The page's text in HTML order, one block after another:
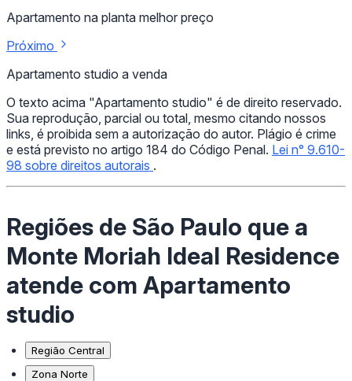
Apartamento na planta melhor preço
Próximo
Apartamento studio a venda
O texto acima "Apartamento studio" é de direito reservado.
Sua reprodução, parcial ou total, mesmo citando nossos
links, é proibida sem a autorização do autor. Plágio é crime
e está previsto no artigo 184 do Código Penal. Lei n° 9.610-
98 sobre direitos autorais .
Regiões de São Paulo que a
Monte Moriah Ideal Residence
atende com Apartamento
studio
Região Central
Zona Norte